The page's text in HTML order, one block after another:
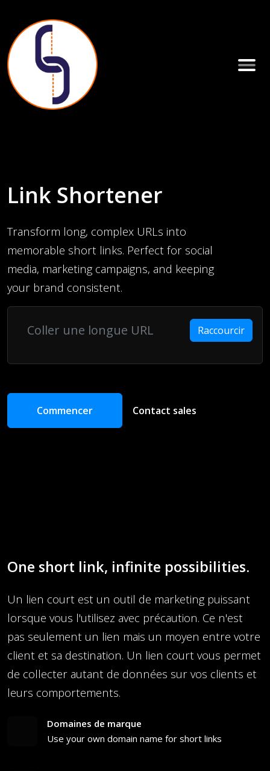
Link Shortener
Transform long, complex URLs into
memorable short links. Perfect for social
media, marketing campaigns, and keeping
your brand consistent.
Raccourcir
Commencer Contact sales
One short link, infinite possibilities.
Un lien court est un outil de marketing puissant
lorsque vous l'utilisez avec précaution. Ce n'est
pas seulement un lien mais un moyen entre votre
client et sa destination. Un lien court vous permet
de collecter autant de données sur vos clients et
leurs comportements.
Domaines de marque
Use your own domain name for short links